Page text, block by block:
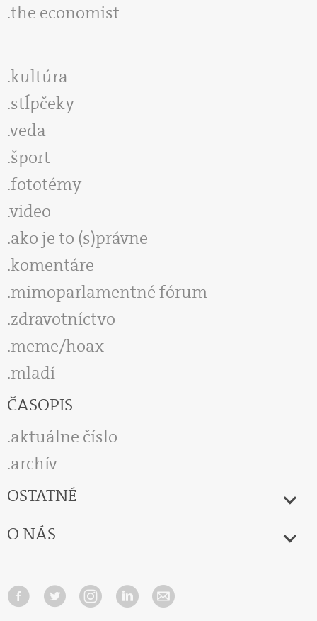
the economist
kultúra
stĺpčeky
veda
šport
fototémy
video
ako je to (s)právne
komentáre
mimoparlamentné fórum
zdravotníctvo
meme/hoax
mladí
ČASOPIS
aktuálne číslo
archív
OSTATNÉ
O NÁS